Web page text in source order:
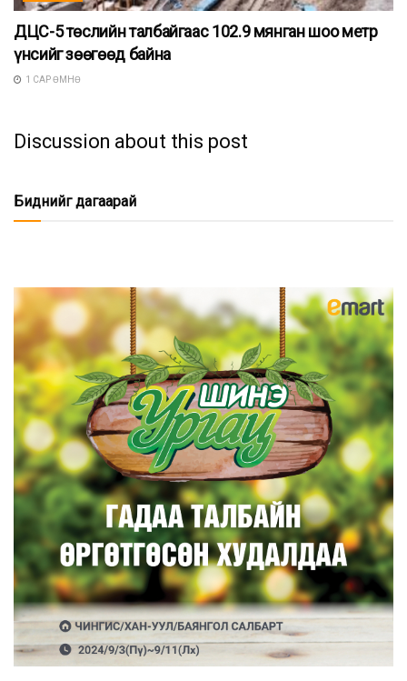
ДЦС-5 төслийн талбайгаас 102.9 мянган шоо метр
үнсийг зөөгөөд байна
1 САР ӨМНӨ
Discussion about this post
Биднийг дагаарай